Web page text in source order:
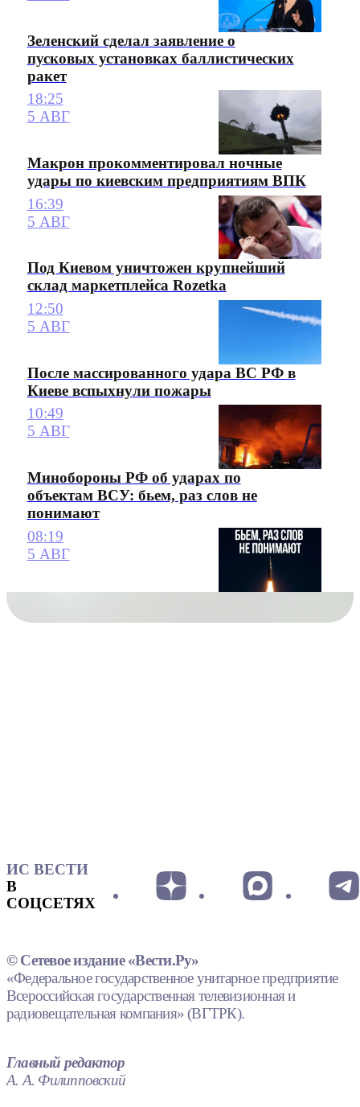
Зеленский сделал заявление о
пусковых установках баллистических
ракет
18:25
5 АВГ
Макрон прокомментировал ночные
удары по киевским предприятиям ВПК
16:39
5 АВГ
Под Киевом уничтожен крупнейший
склад маркетплейса Rozetka
12:50
5 АВГ
После массированного удара ВС РФ в
Киеве вспыхнули пожары
10:49
5 АВГ
Минобороны РФ об ударах по
объектам ВСУ: бьем, раз слов не
понимают
08:19
5 АВГ
ИС ВЕСТИ
В
СОЦСЕТЯХ
© Сетевое издание «Вести.Ру»
«Федеральное государственное унитарное предприятие
Всероссийская государственная телевизионная и
радиовещательная компания» (ВГТРК).
Главный редактор
А. А. Филипповский